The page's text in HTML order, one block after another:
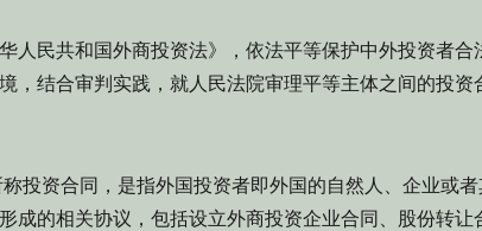
民共和国外商投资法》，依法平等保护中外投资者合
，结合审判实践，就人民法院审理平等主体之间的投资
资合同，是指外国投资者即外国的自然人、企业或者
成的相关协议，包括设立外商投资企业合同、股份转